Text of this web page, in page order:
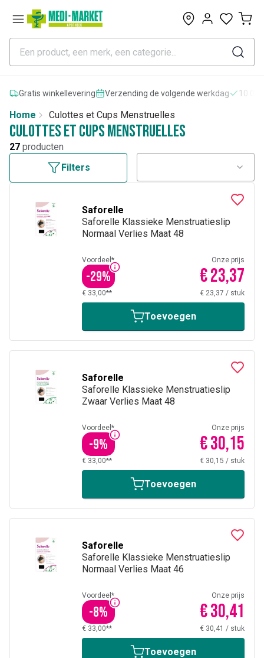
0
Gratis winkellevering Verzending de volgende werkdag
Home Culottes et Cups Menstruelles
Culottes et Cups Menstruelles
27 producten
Filters
Saforelle
Saforelle Klassieke Menstruatieslip
Normaal Verlies Maat 48
Voordeel*
-29%
Onze prijs
€ 23,37
€ 33,00** € 23,37 / stuk
Toevoegen
Saforelle
Saforelle Klassieke Menstruatieslip
Zwaar Verlies Maat 48
Voordeel*
-9%
Onze prijs
€ 30,15
€ 33,00** € 30,15 / stuk
Toevoegen
Saforelle
Saforelle Klassieke Menstruatieslip
Normaal Verlies Maat 46
Voordeel*
-8%
Onze prijs
€ 30,41
€ 33,00** € 30,41 / stuk
Toevoegen